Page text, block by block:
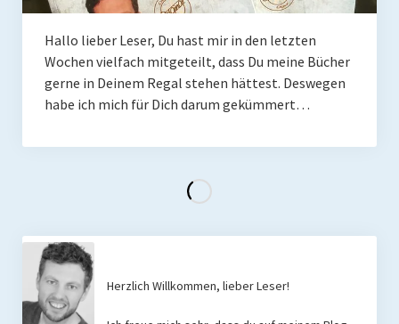
Hallo lieber Leser, Du hast mir in den letzten
Wochen vielfach mitgeteilt, dass Du meine Bücher
gerne in Deinem Regal stehen hättest. Deswegen
habe ich mich für Dich darum gekümmert…
Herzlich Willkommen, lieber Leser!